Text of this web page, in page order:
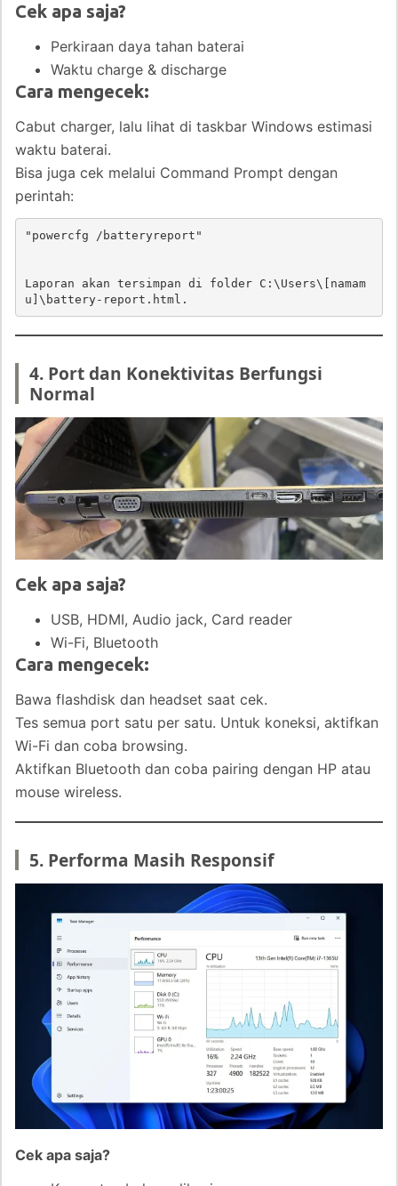
Cek apa saja?
Perkiraan daya tahan baterai
Waktu charge & discharge
Cara mengecek:
Cabut charger, lalu lihat di taskbar Windows estimasi
waktu baterai.
Bisa juga cek melalui Command Prompt dengan
perintah:
" powercfg /batteryreport"
Laporan akan tersimpan di folder C:\Users\[namam
u]\battery-report.html .
4. Port dan Konektivitas Berfungsi
Normal
Cek apa saja?
USB, HDMI, Audio jack, Card reader
Wi-Fi, Bluetooth
Cara mengecek:
Bawa flashdisk dan headset saat cek.
Tes semua port satu per satu. Untuk koneksi, aktifkan
Wi-Fi dan coba browsing.
Aktifkan Bluetooth dan coba pairing dengan HP atau
mouse wireless.
5. Performa Masih Responsif
Cek apa saja?